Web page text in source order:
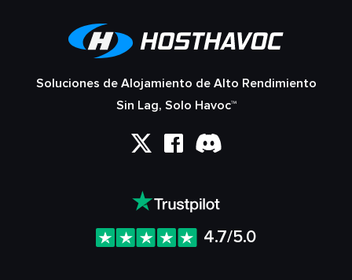
Soluciones de Alojamiento de Alto Rendimiento
Sin Lag, Solo Havoc™
4.7/5.0